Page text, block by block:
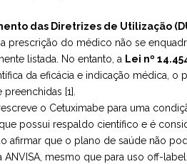
das Diretrizes de Utilização
do médico não se
listada. No entanto, a Lei nº
da eficácia e indicação médica,
[1].
o Cetuximabe para uma
possui respaldo científico e é
afirmar que o plano de saúde não
mesmo que para uso off-